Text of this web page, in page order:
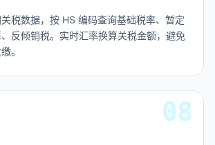
税数据，按 HS 编码查询基础税率、暂定
反倾销税。实时汇率换算关税金额，避免
。